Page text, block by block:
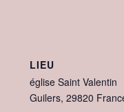
LIEU
église Saint Valentin
Guilers, 29820